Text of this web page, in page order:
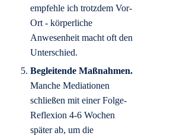
empfehle ich trotzdem Vor-
Ort - körperliche
Anwesenheit macht oft den
Unterschied.
Begleitende Maßnahmen.
Manche Mediationen
schließen mit einer Folge-
Reflexion 4-6 Wochen
später ab, um die